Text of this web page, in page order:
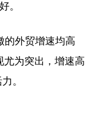
。
的外贸增速均高
尤为突出，增速高
。